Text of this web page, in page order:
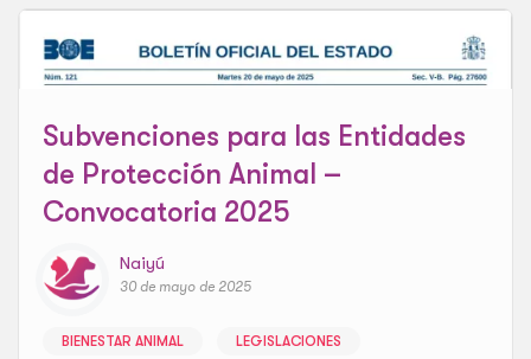
Subvenciones para las Entidades
de Protección Animal –
Convocatoria 2025
Naiyú
30 de mayo de 2025
BIENESTAR ANIMAL LEGISLACIONES